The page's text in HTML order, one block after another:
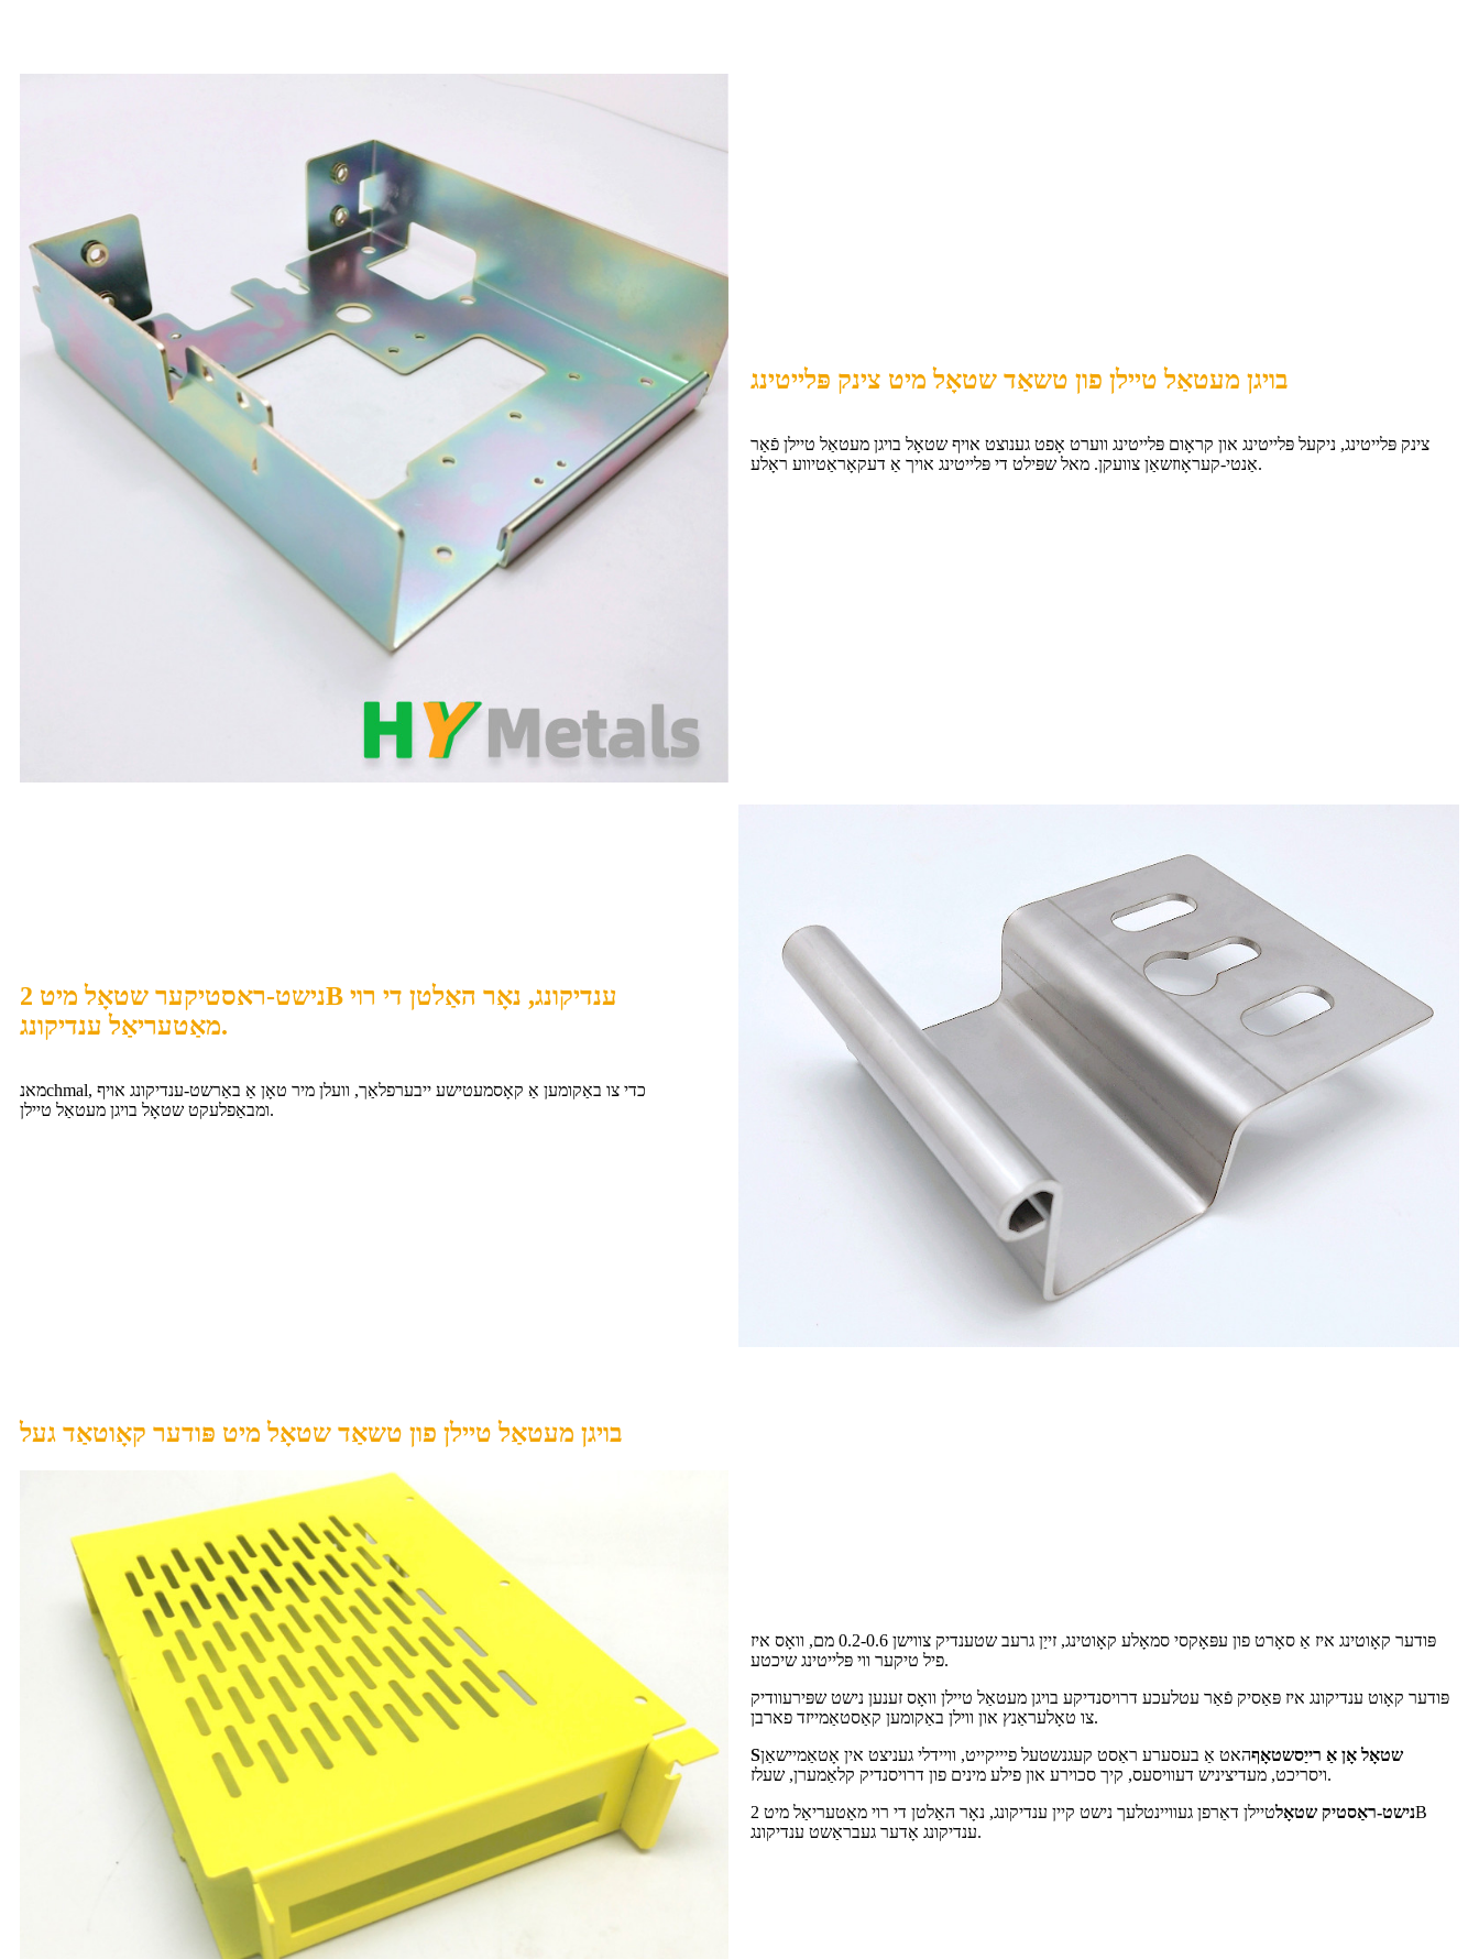
בויגן מעטאַל טיילן פון טשאַד שטאָל מיט צינק פּלייטינג
צינק פּלייטינג, ניקעל פּלייטינג און קראָום פּלייטינג ווערט אָפט גענוצט אויף שטאָל בויגן מעטאַל טיילן פֿאַר
אַנטי-קעראָוזשאַן צוועקן. מאל שפּילט די פּלייטינג אויך אַ דעקאָראַטיווע ראָלע.
נישט-ראסטיקער שטאָל מיט 2B ענדיקונג, נאָר האַלטן די רוי
מאַטעריאַל ענדיקונג.
מאנchmal, כדי צו באַקומען אַ קאָסמעטישע ייבערפלאַך, וועלן מיר טאָן אַ באַרשט-ענדיקונג אויף
ומבאַפלעקט שטאָל בויגן מעטאַל טיילן.
בויגן מעטאַל טיילן פון טשאַד שטאָל מיט פּודער קאָוטאַד געל
פּודער קאָוטינג איז אַ סאָרט פון עפּאָקסי סמאָלע קאָוטינג, זייַן גרעב שטענדיק צווישן 0.2-0.6 מם, וואָס איז
פיל טיקער ווי פּלייטינג שיכטע.
פּודער קאָוט ענדיקונג איז פּאַסיק פֿאַר עטלעכע דרויסנדיקע בויגן מעטאַל טיילן וואָס זענען נישט שפּירעוודיק
צו טאָלעראַנץ און ווילן באַקומען קאַסטאַמייזד פארבן.
S
שטאָל אָן אַ רייַסשטאָףהאט אַ בעסערע ראַסט קעגנשטעל פיייקייט, וויידלי געניצט אין אָטאַמיישאַן
ויסריכט, מעדיציניש דעוויסעס, קיך סכוירע און פילע מינים פון דרויסנדיק קלאַמערן, שעלז.
נישט-ראַסטיק שטאָל
טיילן דאַרפן געוויינטלעך נישט קיין ענדיקונג, נאָר האַלטן די רוי מאַטעריאַל מיט 2B
ענדיקונג אָדער געבראַשט ענדיקונג.